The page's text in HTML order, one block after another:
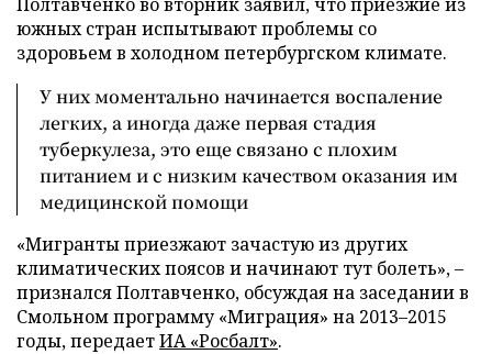
южных стран испытывают проблемы со
здоровьем в холодном петербургском климате.
У них моментально начинается воспаление
легких, а иногда даже первая стадия
туберкулеза, это еще связано с плохим
питанием и с низким качеством оказания им
медицинской помощи
«Мигранты приезжают зачастую из других
климатических поясов и начинают тут болеть», –
признался Полтавченко, обсуждая на заседании в
Смольном программу «Миграция» на 2013–2015
годы, передаетИА «Росбалт».